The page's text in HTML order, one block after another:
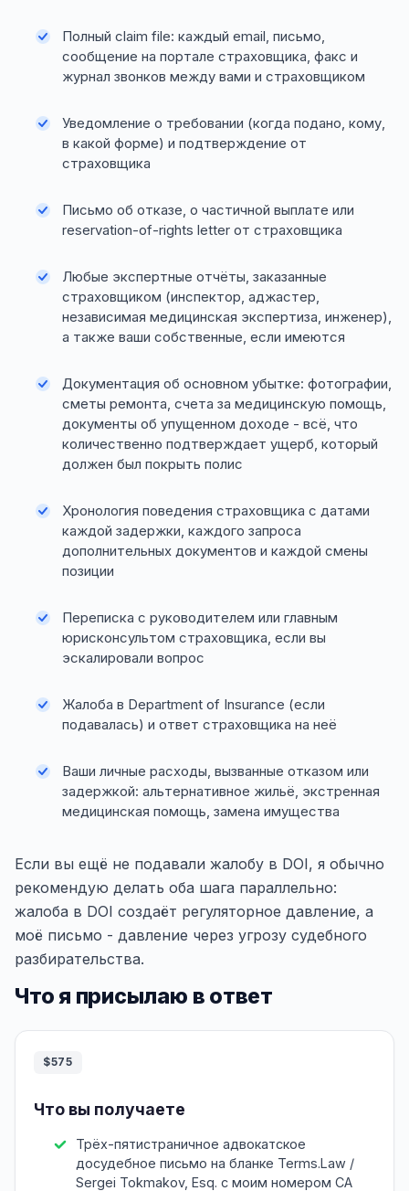
Полный claim file: каждый email, письмо,
сообщение на портале страховщика, факс и
журнал звонков между вами и страховщиком
Уведомление о требовании (когда подано, кому,
в какой форме) и подтверждение от
страховщика
Письмо об отказе, о частичной выплате или
reservation-of-rights letter от страховщика
Любые экспертные отчёты, заказанные
страховщиком (инспектор, аджастер,
независимая медицинская экспертиза, инженер),
а также ваши собственные, если имеются
Документация об основном убытке: фотографии,
сметы ремонта, счета за медицинскую помощь,
документы об упущенном доходе - всё, что
количественно подтверждает ущерб, который
должен был покрыть полис
Хронология поведения страховщика с датами
каждой задержки, каждого запроса
дополнительных документов и каждой смены
позиции
Переписка с руководителем или главным
юрисконсультом страховщика, если вы
эскалировали вопрос
Жалоба в Department of Insurance (если
подавалась) и ответ страховщика на неё
Ваши личные расходы, вызванные отказом или
задержкой: альтернативное жильё, экстренная
медицинская помощь, замена имущества
Если вы ещё не подавали жалобу в DOI, я обычно
рекомендую делать оба шага параллельно:
жалоба в DOI создаёт регуляторное давление, а
моё письмо - давление через угрозу судебного
разбирательства.
Что я присылаю в ответ
$575
Что вы получаете
Трёх-пятистраничное адвокатское
досудебное письмо на бланке Terms.Law /
Sergei Tokmakov, Esq. с моим номером CA